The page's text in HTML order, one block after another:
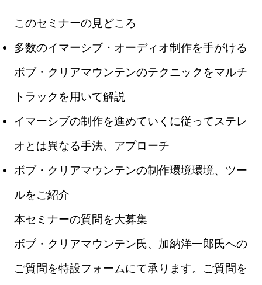
このセミナーの見どころ
多数のイマーシブ・オーディオ制作を手がける
ボブ・クリアマウンテンのテクニックをマルチ
トラックを用いて解説
イマーシブの制作を進めていくに従ってステレ
オとは異なる手法、アプローチ
ボブ・クリアマウンテンの制作環境環境、ツー
ルをご紹介
本セミナーの質問を大募集
ボブ・クリアマウンテン氏、加納洋一郎氏への
ご質問を特設フォームにて承ります。ご質問を